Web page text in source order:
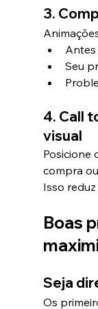
3.
Seu
4. Call
visual
Posicione
compra
Isso
Boas
Seja
Os